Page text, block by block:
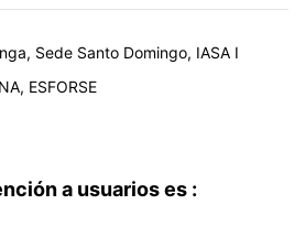
Sede Santo Domingo, IASA I
ESFORSE
a usuarios es :